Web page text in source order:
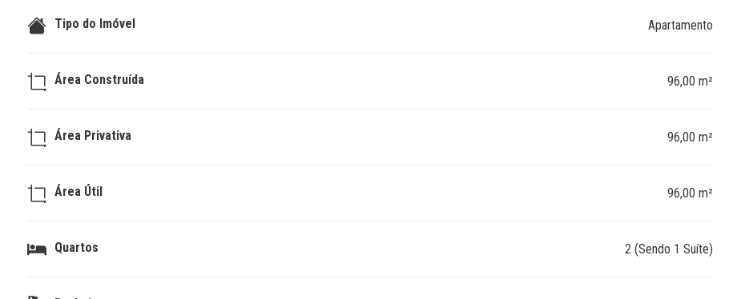
Tipo do Imóvel Apartamento
Área Construída 96,00 m²
Área Privativa 96,00 m²
Área Útil 96,00 m²
Quartos 2 (Sendo 1 Suíte)